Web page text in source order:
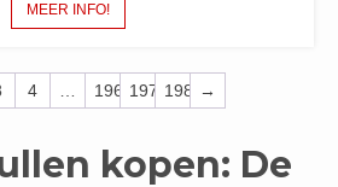
MEER INFO!
4 … 196 197 198 →
kopen: De